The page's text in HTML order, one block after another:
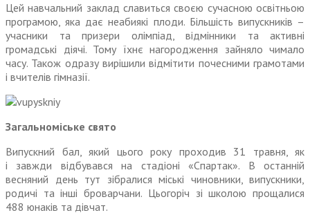
Цей навчальний заклад славиться своєю сучасною освітньою
програмою, яка дає неабиякі плоди. Більшість випускників –
учасники та призери олімпіад, відмінники та активні
громадські діячі. Тому їхнє нагородження зайняло чимало
часу. Також одразу вирішили відмітити почесними грамотами
і вчителів гімназії.
Загальноміське свято
Випускний бал, який цього року проходив 31 травня, як
і завжди відбувався на стадіоні «Спартак». В останній
весняний день тут зібралися міські чиновники, випускники,
родичі та інші броварчани. Цьогоріч зі школою прощалися
488 юнаків та дівчат.